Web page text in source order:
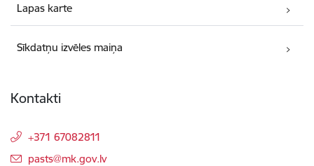
Lapas karte
Sīkdatņu izvēles maiņa
Kontakti
+371 67082811
E-pasts:
pasts@mk.gov.lv